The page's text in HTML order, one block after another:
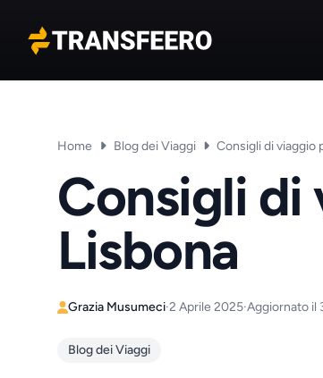
Transfeero
Home Blog dei Viaggi Consigli di viaggio
Consigli di
Lisbona
Grazia Musumeci·2 Aprile 2025·Aggiornato il
Blog dei Viaggi